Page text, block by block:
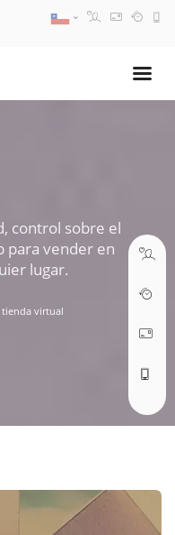
control sobre el
para vender en
lugar.
tienda virtualABRIR TICKET